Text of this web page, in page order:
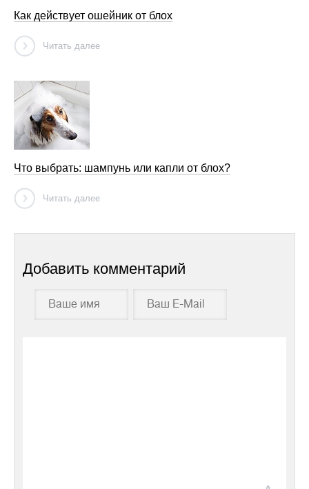
Как действует ошейник от блох
Читать далее
Что выбрать: шампунь или капли от блох?
Читать далее
Добавить комментарий